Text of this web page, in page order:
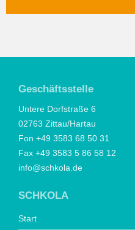
Geschäftsstelle
Untere Dorfstraße 6
02763 Zittau/Hartau
Fon +49 3583 68 50 31
Fax +49 3583 5 86 58 12
info@schkola.de
SCHKOLA
Start